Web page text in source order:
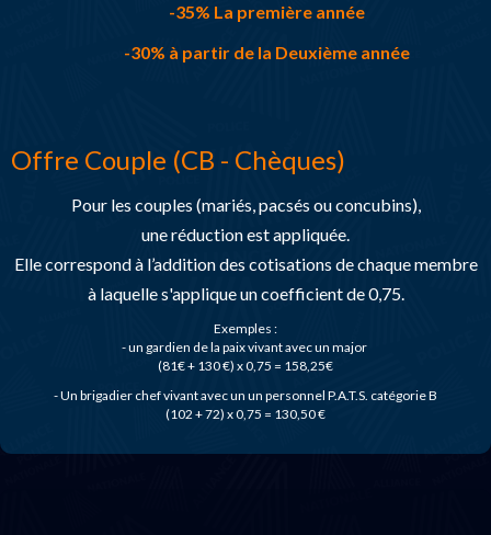
-35% La première année
-30% à partir de la Deuxième année
Offre Couple (CB - Chèques)
Pour les couples (mariés, pacsés ou concubins),
une réduction est appliquée.
Elle correspond à l’addition des cotisations de chaque membre
à laquelle s'applique un coefficient de 0,75.
Exemples :
- un gardien de la paix vivant avec un major
(81€ + 130 €) x 0,75 = 158,25€
- Un brigadier chef vivant avec un un personnel P.A.T.S. catégorie B
(102 + 72) x 0,75 = 130,50 €